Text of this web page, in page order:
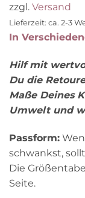
zzgl. Versand
Lieferzeit: ca. 2-3
In
Hilf mit
Du die
Maße Deines
Umwelt und
Passform:
schwankst,
Die
Seite.